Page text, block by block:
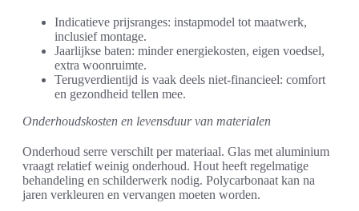
Indicatieve prijsranges: instapmodel tot maatwerk,
inclusief montage.
Jaarlijkse baten: minder energiekosten, eigen voedsel,
extra woonruimte.
Terugverdientijd is vaak deels niet-financieel: comfort
en gezondheid tellen mee.
Onderhoudskosten en levensduur van materialen
Onderhoud serre verschilt per materiaal. Glas met aluminium
vraagt relatief weinig onderhoud. Hout heeft regelmatige
behandeling en schilderwerk nodig. Polycarbonaat kan na
jaren verkleuren en vervangen moeten worden.